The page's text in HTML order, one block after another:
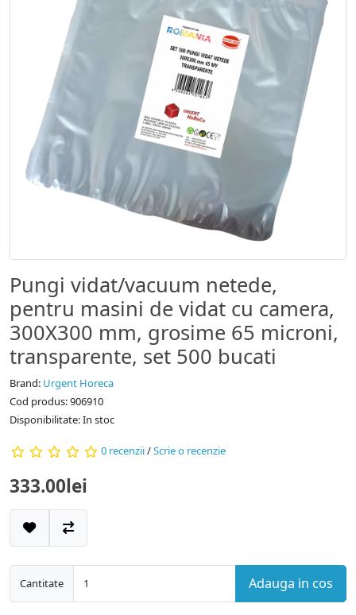
Pungi vidat/vacuum netede,
pentru masini de vidat cu camera,
300X300 mm, grosime 65 microni,
transparente, set 500 bucati
Brand: Urgent Horeca
Cod produs: 906910
Disponibilitate: In stoc
0 recenzii/Scrie o recenzie
333.00lei
Cantitate Adauga in cos